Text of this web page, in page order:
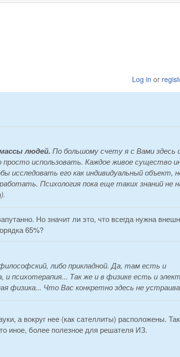
Log in or
людей. По большому счету я с Вами здесь
просто использовать. Каждое живое существо
исследовать его как индивидуальный объект,
Психология пока еще таких знаний не
Но значит ли это, что всегда нужна
65%?
либо прикладной. Да, там есть и
и психотерапия... Так же и в физике есть и
физика... Что Вас конкретно здесь не
а вокруг нее (как сателлиты) расположены.
иное, более полезное для решателя ИЗ.